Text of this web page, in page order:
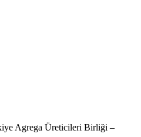
Agrega Üreticileri Birliği –